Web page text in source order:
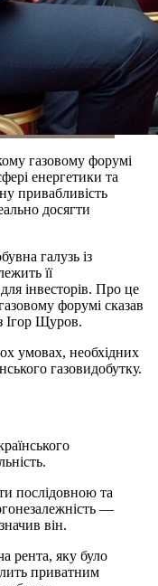
газовому форумі
енергетики та
привабливість
досягти
галузь із
її
інвесторів. Про це
форумі сказав
Ігор Щуров.
умовах, необхідних
газовидобутку.
послідовною та
—
він.
рента, яку було
приватним